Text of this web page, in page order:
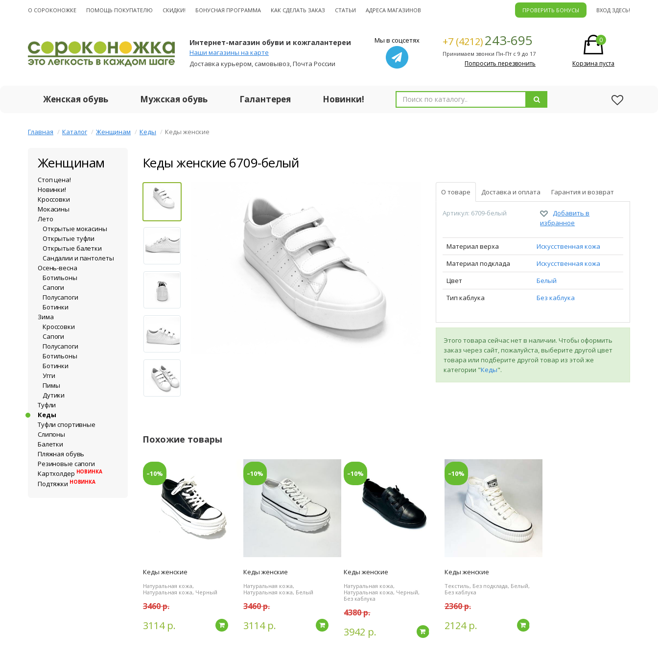
О CОРОКОНОЖКЕ ПОМОЩЬ ПОКУПАТЕЛЮ СКИДКИ! БОНУСНАЯ ПРОГРАММА КАК СДЕЛАТЬ ЗАКАЗ СТАТЬИ АДРЕСА МАГАЗИНОВ ПРОВЕРИТЬ БОНУСЫ ВХОД ЗДЕСЬ!
Интернет-магазин обуви и кожгалантереи
Наши магазины на карте
Доставка курьером, самовывоз, Почта России
Мы в соцсетях +7 (4212)243-695
Принимаем звонки Пн-Пт с 9 до 17
Попросить перезвонить
0
Корзина пуста
Женская обувь Мужская обувь Галантерея Новинки!
Главная Каталог Женщинам Кеды Кеды женские
Женщинам
Стоп цена!
Новинки!
Кроссовки
Мокасины
Лето
Открытые мокасины
Открытые туфли
Открытые балетки
Сандалии и пантолеты
Осень-весна
Ботильоны
Сапоги
Полусапоги
Ботинки
Зима
Кроссовки
Сапоги
Полусапоги
Ботильоны
Ботинки
Угги
Пимы
Дутики
Туфли
Кеды
Туфли спортивные
Слипоны
Балетки
Пляжная обувь
Резиновые сапоги
Картхолдер НОВИНКА
Подтяжки НОВИНКА
Кеды женские 6709-белый
О товаре Доставка и оплата Гарантия и возврат
Артикул: 6709-белый
Добавить в
избранное
Материал верха
Искусственная кожа
Материал подклада
Искусственная кожа
Цвет
Белый
Тип каблука
Без каблука
Этого товара сейчас нет в наличии. Чтобы оформить
заказ через сайт, пожалуйста, выберите другой цвет
товара или подберите другой товар из этой же
категории "Кеды".
Похожие товары
–10%
Кеды женские
Натуральная кожа,
Натуральная кожа, Черный
3460 р.
3114 р. Подробнее
–10%
Кеды женские
Натуральная кожа,
Натуральная кожа, Белый
3460 р.
3114 р. Подробнее
–10%
Кеды женские
Натуральная кожа,
Натуральная кожа, Черный,
Без каблука
4380 р.
3942 р. Подробнее
–10%
Кеды женские
Текстиль, Без подклада, Белый,
Без каблука
2360 р.
2124 р. Подробнее